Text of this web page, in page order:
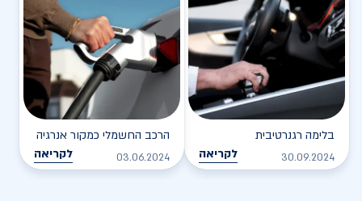
בלימה רגנרטיבית
30.09.2024 לקריאה
הרכב החשמלי כמקור אנרגיה
03.06.2024 לקריאה